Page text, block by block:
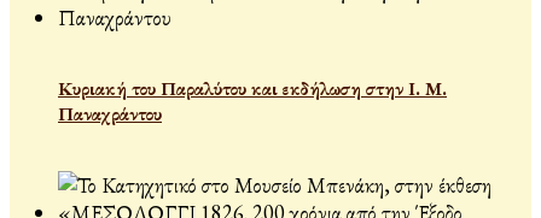
Κυριακή του Παραλύτου και εκδήλωση στην Ι. Μ.
Παναχράντου